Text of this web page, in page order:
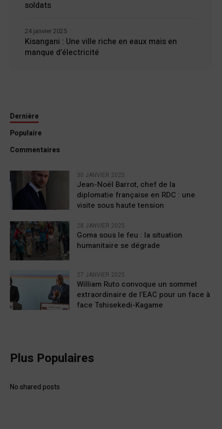
soldats
Kisangani : Une ville riche en eaux mais en
manque d’électricité
24 janvier 2025
Dernière
Populaire
Commentaires
30 JANVIER 2025
Jean-Noël Barrot, chef de la
diplomatie française en RDC : une
visite sous haute tension
28 JANVIER 2025
Goma sous le feu : la situation
humanitaire se dégrade
27 JANVIER 2025
William Ruto convoque un sommet
extraordinaire de l’EAC pour un face à
face Tshisekedi-Kagame
Plus Populaires
No shared posts